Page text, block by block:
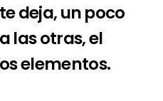
deja, un poco
las otras, el
elementos.